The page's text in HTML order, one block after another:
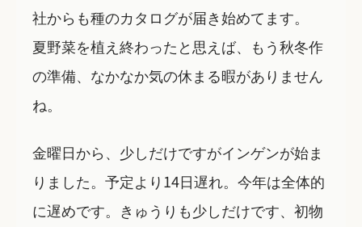
社からも種のカタログが届き始めてます。
夏野菜を植え終わったと思えば、もう秋冬作
の準備、なかなか気の休まる暇がありません
ね。
金曜日から、少しだけですがインゲンが始ま
りました。予定より14日遅れ。今年は全体的
に遅めです。きゅうりも少しだけです、初物